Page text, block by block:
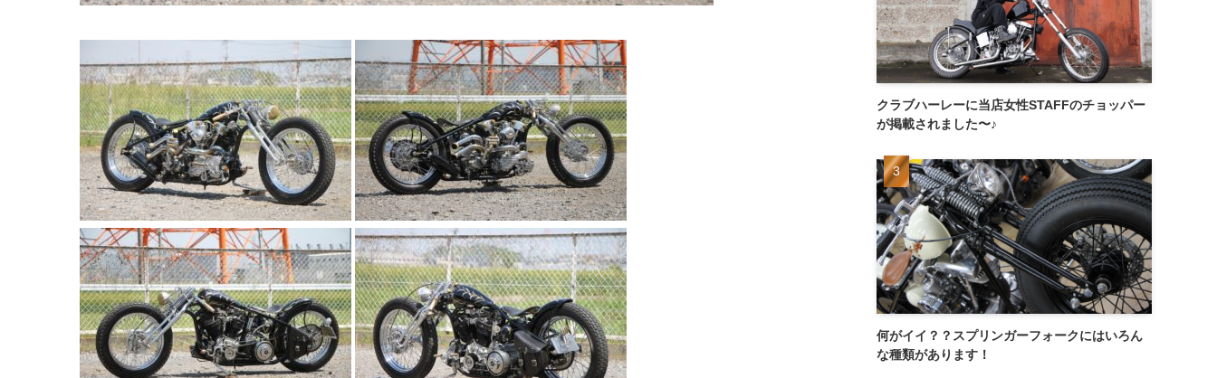
クラブハーレーに当店女性STAFFのチョッパー
が掲載されました〜♪
何がイイ？？スプリンガーフォークにはいろん
な種類があります！